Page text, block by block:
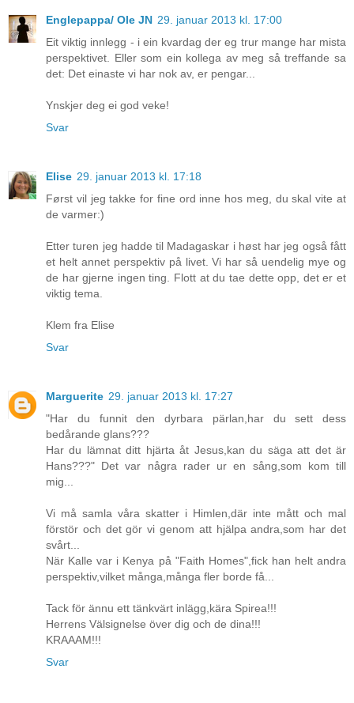
Englepappa/ Ole JN 29. januar 2013 kl. 17:00
Eit viktig innlegg - i ein kvardag der eg trur mange har mista
perspektivet. Eller som ein kollega av meg så treffande sa
det: Det einaste vi har nok av, er pengar...
Ynskjer deg ei god veke!
Svar
Elise 29. januar 2013 kl. 17:18
Først vil jeg takke for fine ord inne hos meg, du skal vite at
de varmer:)
Etter turen jeg hadde til Madagaskar i høst har jeg også fått
et helt annet perspektiv på livet. Vi har så uendelig mye og
de har gjerne ingen ting. Flott at du tae dette opp, det er et
viktig tema.
Klem fra Elise
Svar
Marguerite 29. januar 2013 kl. 17:27
"Har du funnit den dyrbara pärlan,har du sett dess
bedårande glans???
Har du lämnat ditt hjärta åt Jesus,kan du säga att det är
Hans???" Det var några rader ur en sång,som kom till
mig...
Vi må samla våra skatter i Himlen,där inte mått och mal
förstör och det gör vi genom att hjälpa andra,som har det
svårt...
När Kalle var i Kenya på "Faith Homes",fick han helt andra
perspektiv,vilket många,många fler borde få...
Tack för ännu ett tänkvärt inlägg,kära Spirea!!!
Herrens Välsignelse över dig och de dina!!!
KRAAAM!!!
Svar